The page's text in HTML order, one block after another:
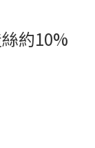
約10%